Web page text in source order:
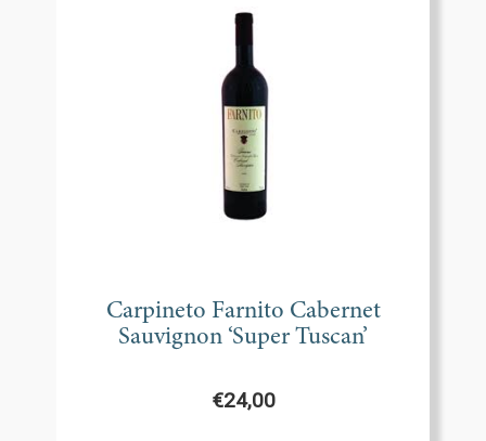
Carpineto Farnito Cabernet
Sauvignon ‘Super Tuscan’
€24,00